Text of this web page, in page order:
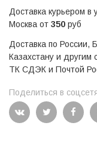
Доставка курьером в
Москва от 350 руб
Доставка по России,
Казахстану и другим
ТК СДЭК и Почтой
Поделиться в